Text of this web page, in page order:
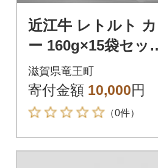
近江牛 レトルト
ー 160g×15袋セッ
K063
滋賀県竜王町
寄付金額 10,000円
（0件）